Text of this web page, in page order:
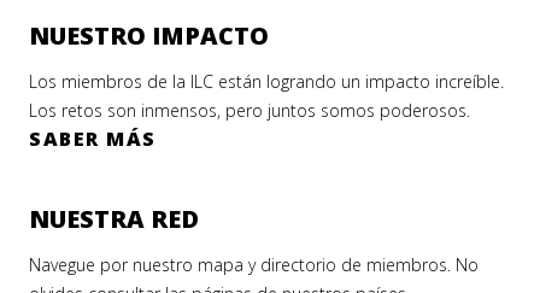
NUESTRO IMPACTO
Los miembros de la ILC están logrando un impacto increíble.
Los retos son inmensos, pero juntos somos poderosos.
SABER MÁS
NUESTRA RED
Navegue por nuestro mapa y directorio de miembros. No